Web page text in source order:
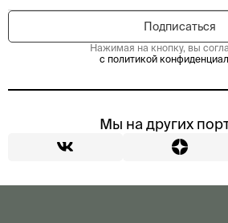
Нажимая на кнопку, вы
с политикой
Мы на других